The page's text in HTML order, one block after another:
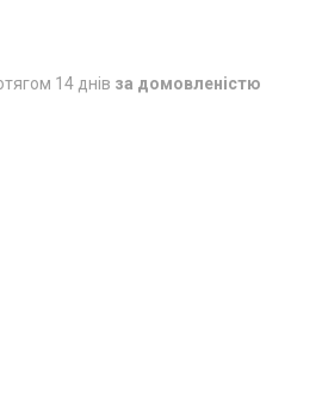
14 днів за домовленістю